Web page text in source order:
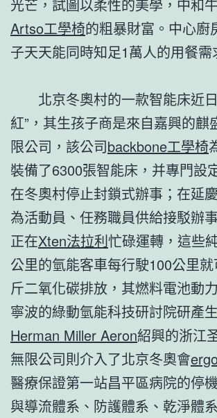
光芒，試圖以柔性的美學，中和
Artso工學椅的粗暴財富。中心廚
子天天能同時知足1萬人的用餐需
北京冬奧村的一款智能床近日
紅”，其生孩子商是來自嘉興的麒
限公司，該公司backbone工學椅
裝備了6300張智能床，并專門設
在冬奧村停止封鎖式辦事；在延
為活動員、任務職員供給接駁辦
正在Xten法拉利忙碌運轉，這些
公里的氫能客車每行駛100公里
斤二氧化碳排放，其燃料電池動
寧波的綠動氫能科技研討院研產
Herman Miller Aeron紹興的浙江
無限公司則介入了北京冬奧會
醫療保證第一站昌平區病院的停
與導流體系、防護體系、乾淨體